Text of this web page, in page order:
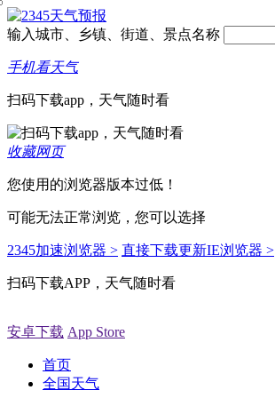
输入城市、乡镇、街道、景点名称
手机看天气
扫码下载app，天气随时看
收藏网页
您使用的浏览器版本过低！
可能无法正常浏览，您可以选择
2345加速浏览器 > 直接下载更新IE浏览器 >
扫码下载APP，天气随时看
安卓下载 App Store
首页
全国天气